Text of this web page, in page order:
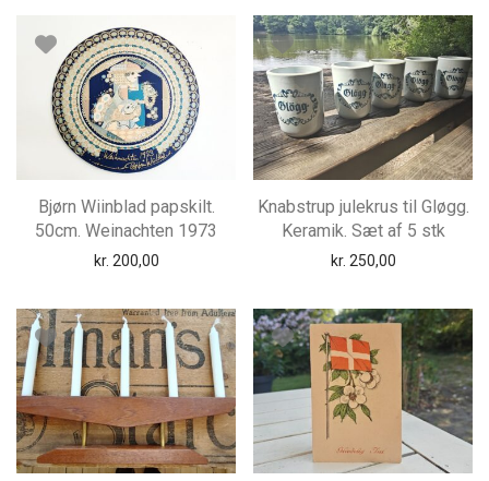
Bjørn Wiinblad papskilt.
50cm. Weinachten 1973
kr. 200,00
Knabstrup julekrus til Gløgg.
Keramik. Sæt af 5 stk
kr. 250,00